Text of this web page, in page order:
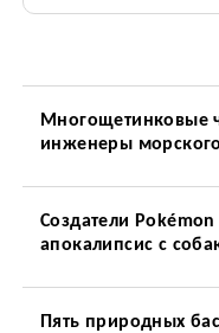
Многощетинковые
инженеры
Создатели Pokémon
апокалипсис с
Пять природных